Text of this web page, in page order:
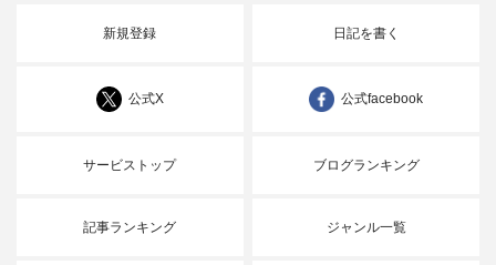
新規登録 日記を書く
公式X 公式facebook
サービストップ ブログランキング
記事ランキング ジャンル一覧